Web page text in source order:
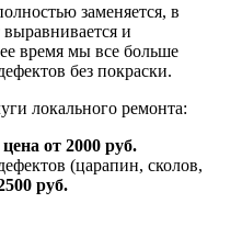
заменяется, в
и
время мы все больше
без покраски.
локального ремонта:
цена от 2000 руб.
(царапин, сколов,
руб.